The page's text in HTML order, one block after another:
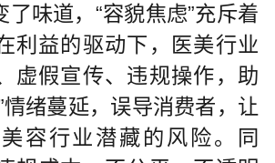
了味道，“容貌焦虑”充斥着
利益的驱动下，医美行业
虚假宣传、违规操作，助
情绪蔓延，误导消费者，让
容行业潜藏的风险。同